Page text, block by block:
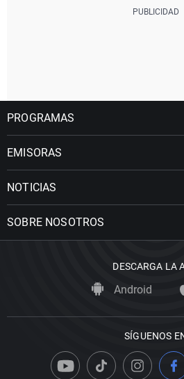
PROGRAMAS
EMISORAS
NOTICIAS
SOBRE NOSOTROS
DESCARGA LA
Android
SÍGUENOS